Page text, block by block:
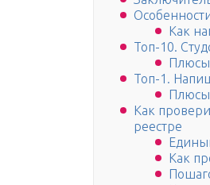
Как
Топ-10.
Топ-1.
Как
реестре
Как